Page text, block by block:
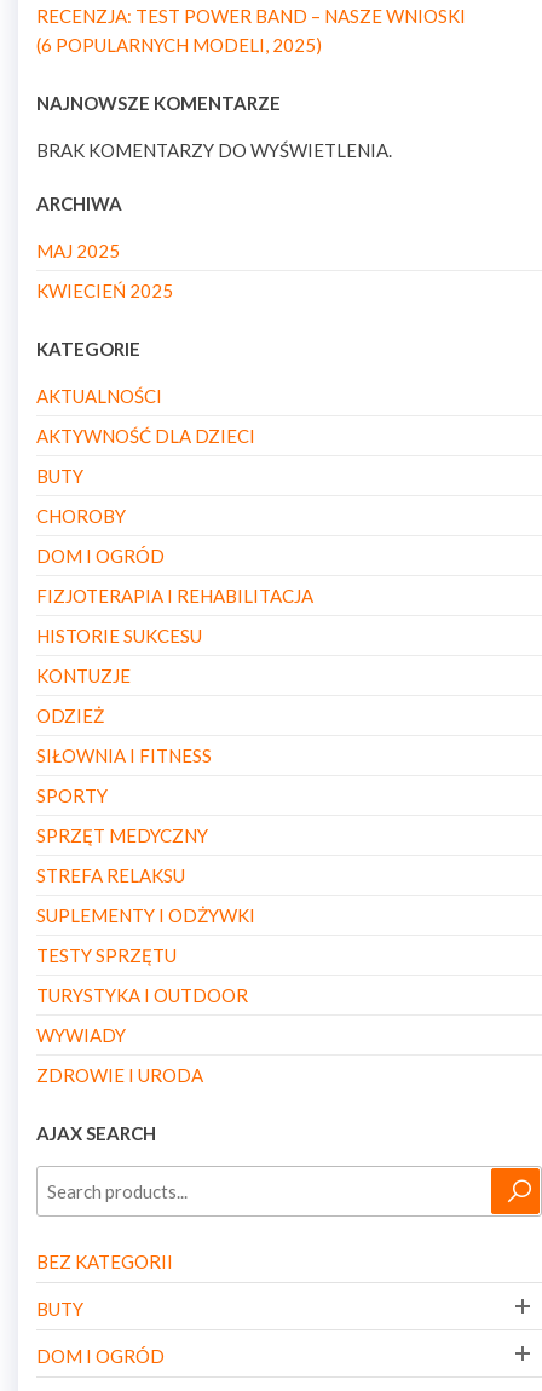
RECENZJA: TEST POWER BAND – NASZE WNIOSKI
(6 POPULARNYCH MODELI, 2025)
NAJNOWSZE KOMENTARZE
BRAK KOMENTARZY DO WYŚWIETLENIA.
ARCHIWA
MAJ 2025
KWIECIEŃ 2025
KATEGORIE
AKTUALNOŚCI
AKTYWNOŚĆ DLA DZIECI
BUTY
CHOROBY
DOM I OGRÓD
FIZJOTERAPIA I REHABILITACJA
HISTORIE SUKCESU
KONTUZJE
ODZIEŻ
SIŁOWNIA I FITNESS
SPORTY
SPRZĘT MEDYCZNY
STREFA RELAKSU
SUPLEMENTY I ODŻYWKI
TESTY SPRZĘTU
TURYSTYKA I OUTDOOR
WYWIADY
ZDROWIE I URODA
AJAX SEARCH
BEZ KATEGORII
BUTY
DOM I OGRÓD